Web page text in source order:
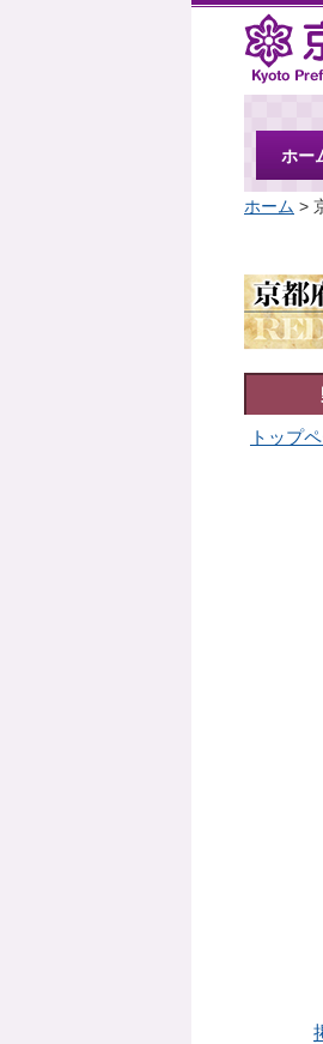
京都府
ホー
ホーム >
トップ